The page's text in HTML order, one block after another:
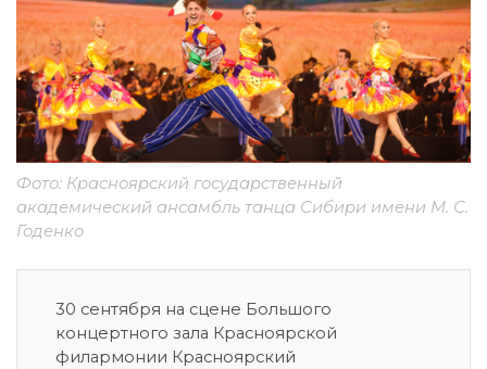
Фото: Красноярский государственный
академический ансамбль танца Сибири имени М. С.
Годенко
30 сентября на сцене Большого
концертного зала Красноярской
филармонии Красноярский